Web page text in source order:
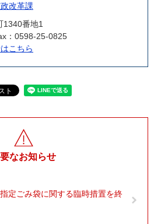
改革課
1340番地1
：0598-25-0825
こちら
なお知らせ
定ごみ袋に関する臨時措置を終